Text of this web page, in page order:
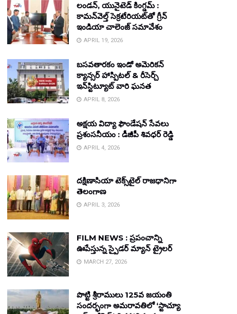
లండన్, యునైటెడ్ కింగ్డమ్ :
కామన్‌వెల్త్ సెక్రటేరియట్‌తో గ్రీన్
ఇండియా చాలెంజ్ సమావేశం
APRIL 19, 2026
బసవతారకం ఇండో అమెరికన్
క్యాన్సర్ హాస్పిటల్ & రీసెర్చ్
ఇన్‌స్టిట్యూట్ వారి ఘనత
APRIL 8, 2026
అక్షయ విద్యా ఫౌండేషన్ సేవలు
ప్రశంసనీయం : డీజీపీ శివధర్ రెడ్డి
APRIL 4, 2026
దక్షిణాసియా టెక్స్‌టైల్ రాజధానిగా
తెలంగాణ
APRIL 3, 2026
FILM NEWS : ప్రపంచాన్ని
ఊపేస్తున్న స్పైడర్ మ్యాన్ ట్రైలర్
MARCH 27, 2026
పొట్టి శ్రీరాములు 125వ జయంతి
సందర్భంగా అమరావతిలో ‘స్టాచ్యూ